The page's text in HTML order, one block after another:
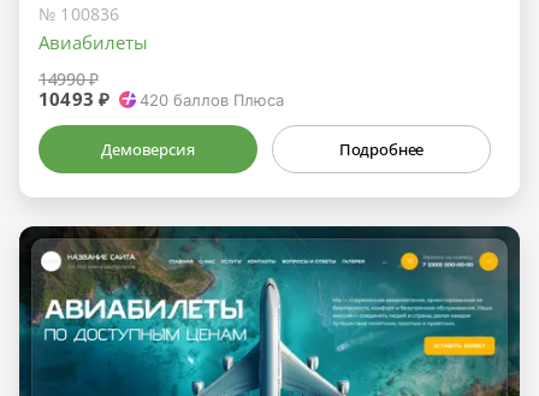
№ 100836
Авиабилеты
14990 ₽
10493 ₽ 420 баллов Плюса
Демоверсия Подробнее